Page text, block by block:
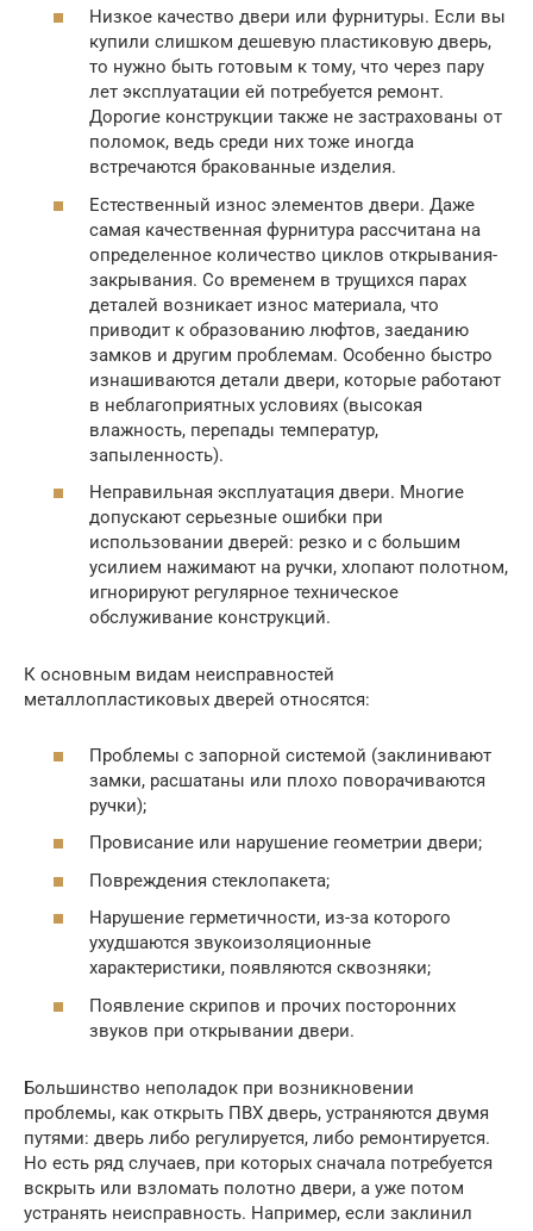
Низкое качество двери или фурнитуры. Если вы
купили слишком дешевую пластиковую дверь,
то нужно быть готовым к тому, что через пару
лет эксплуатации ей потребуется ремонт.
Дорогие конструкции также не застрахованы от
поломок, ведь среди них тоже иногда
встречаются бракованные изделия.
Естественный износ элементов двери. Даже
самая качественная фурнитура рассчитана на
определенное количество циклов открывания-
закрывания. Со временем в трущихся парах
деталей возникает износ материала, что
приводит к образованию люфтов, заеданию
замков и другим проблемам. Особенно быстро
изнашиваются детали двери, которые работают
в неблагоприятных условиях (высокая
влажность, перепады температур,
запыленность).
Неправильная эксплуатация двери. Многие
допускают серьезные ошибки при
использовании дверей: резко и с большим
усилием нажимают на ручки, хлопают полотном,
игнорируют регулярное техническое
обслуживание конструкций.
К основным видам неисправностей
металлопластиковых дверей относятся:
Проблемы с запорной системой (заклинивают
замки, расшатаны или плохо поворачиваются
ручки);
Провисание или нарушение геометрии двери;
Повреждения стеклопакета;
Нарушение герметичности, из-за которого
ухудшаются звукоизоляционные
характеристики, появляются сквозняки;
Появление скрипов и прочих посторонних
звуков при открывании двери.
Большинство неполадок при возникновении
проблемы, как открыть ПВХ дверь, устраняются двумя
путями: дверь либо регулируется, либо ремонтируется.
Но есть ряд случаев, при которых сначала потребуется
вскрыть или взломать полотно двери, а уже потом
устранять неисправность. Например, если заклинил